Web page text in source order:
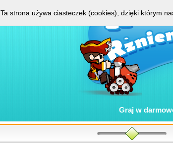
Graj w
Ta strona używa ciasteczek (cookies), dzięki którym